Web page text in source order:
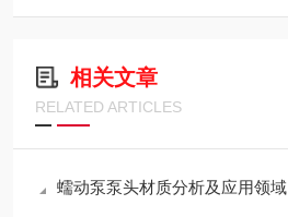
相关文章
RELATED ARTICLES
蠕动泵泵头材质分析及应用领域